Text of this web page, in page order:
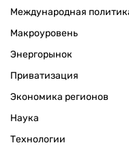
Международная
Макроуровень
Энергорынок
Приватизация
Экономика регионов
Наука
Технологии